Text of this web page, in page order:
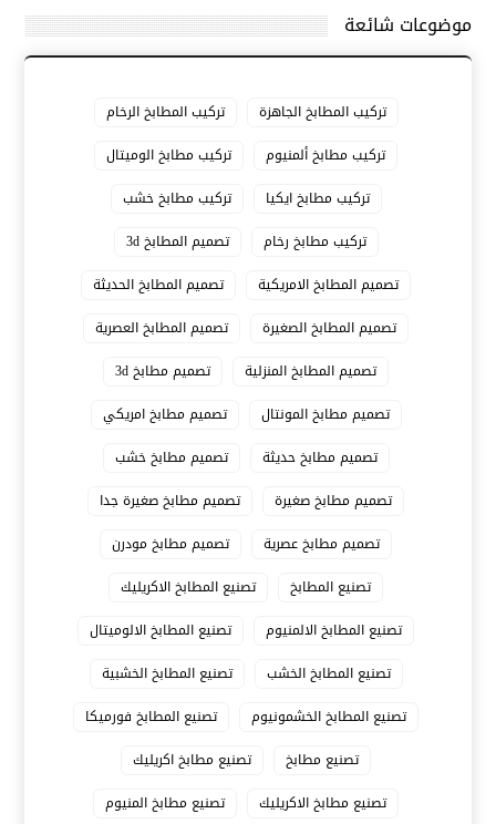
موضوعات شائعة
تركيب المطابخ الجاهزة
تركيب المطابخ الرخام
تركيب مطابخ ألمنيوم
تركيب مطابخ الوميتال
تركيب مطابخ ايكيا
تركيب مطابخ خشب
تركيب مطابخ رخام
تصميم المطابخ 3d
تصميم المطابخ الامريكية
تصميم المطابخ الحديثة
تصميم المطابخ الصغيرة
تصميم المطابخ العصرية
تصميم المطابخ المنزلية
تصميم مطابخ 3d
تصميم مطابخ المونتال
تصميم مطابخ امريكي
تصميم مطابخ حديثة
تصميم مطابخ خشب
تصميم مطابخ صغيرة
تصميم مطابخ صغيرة جدا
تصميم مطابخ عصرية
تصميم مطابخ مودرن
تصنيع المطابخ
تصنيع المطابخ الاكريليك
تصنيع المطابخ الالمنيوم
تصنيع المطابخ الالوميتال
تصنيع المطابخ الخشب
تصنيع المطابخ الخشبية
تصنيع المطابخ الخشمونيوم
تصنيع المطابخ فورميكا
تصنيع مطابخ
تصنيع مطابخ اكريليك
تصنيع مطابخ الاكريليك
تصنيع مطابخ المنيوم